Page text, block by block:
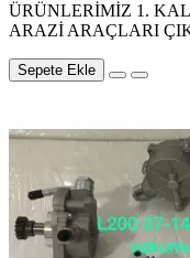
ÜRÜNLERİMİZ 1.
ARAZİ ARAÇLARI
Sepete Ekle